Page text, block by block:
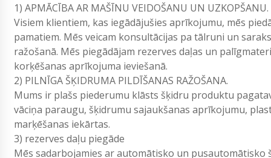
1) APMĀCĪBA AR MAŠĪNU VEIDOŠANU UN UZKOPŠANU.
Visiem klientiem, kas iegādājušies aprīkojumu, mēs
pamatiem. Mēs veicam konsultācijas pa tālruni un
ražošanā. Mēs piegādājam rezerves daļas un
korķēšanas aprīkojuma ieviešanā.
2) PILNĪGA ŠĶIDRUMA PILDĪŠANAS RAŽOŠANA.
Mums ir plašs piederumu klāsts šķidru produktu
vāciņa paraugu, šķidrumu sajaukšanas aprīkojumu,
marķēšanas iekārtas.
3) rezerves daļu piegāde
Mēs sadarbojamies ar automātisko un